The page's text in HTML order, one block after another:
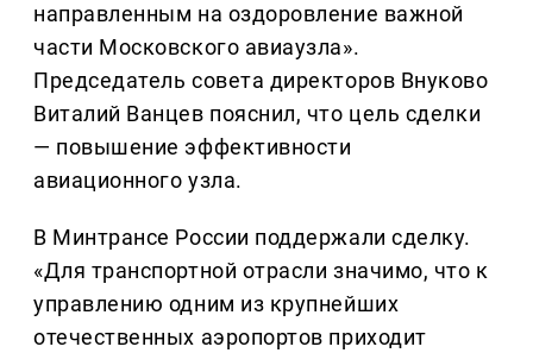
направленным на оздоровление важной
части Московского авиаузла».
Председатель совета директоров Внуково
Виталий Ванцев пояснил, что цель сделки
— повышение эффективности
авиационного узла.
В Минтрансе России поддержали сделку.
«Для транспортной отрасли значимо, что к
управлению одним из крупнейших
отечественных аэропортов приходит